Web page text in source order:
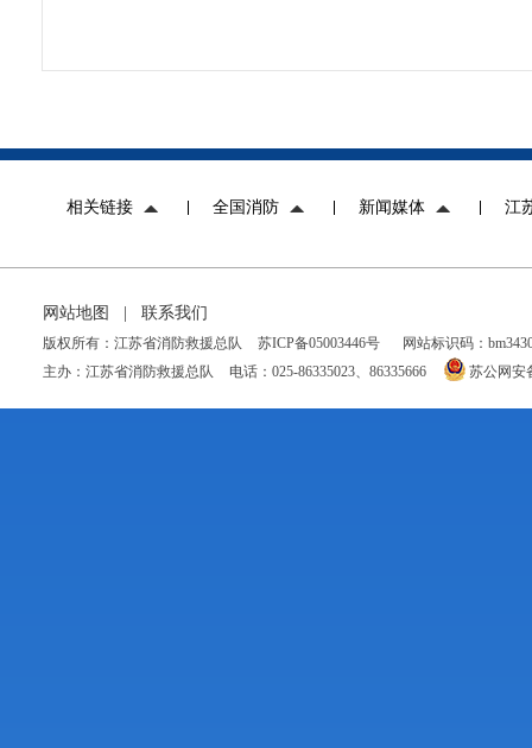
相关链接 全国消防 新闻媒体 江
网站地图 联系我们
版权所有：江苏省消防救援总队 苏ICP备05003446号
网站标识码：
主办：江苏省消防救援总队
电话：025-86335023、86335666 苏公网安